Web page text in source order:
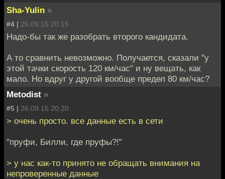
Sha-Yulin »
#4 | 26.09.15 20:15
Надо-бы так же разобрать второго кандидата.
А то сравнить невозможно. Получается, сказали "у
этой тачки скорость 120 км/час" и ну вещать, как
мало. Но вдруг у другой вообще предел 80 км/час?
Metodist »
#5 | 26.09.15 20:20
> очень просто. все данные есть в сети
"пруфи, Билли, где пруфы?!"
> у нас как-то принято не обращать внимания на
непроверенные данные